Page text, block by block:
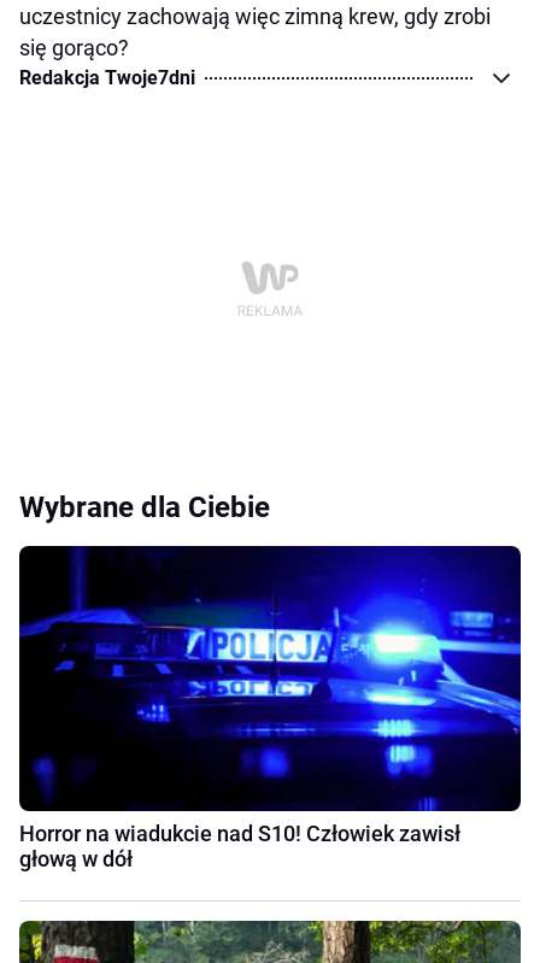
uczestnicy zachowają więc zimną krew, gdy zrobi
się gorąco?
Redakcja Twoje7dni
Wybrane dla Ciebie
Horror na wiadukcie nad S10! Człowiek zawisł
głową w dół